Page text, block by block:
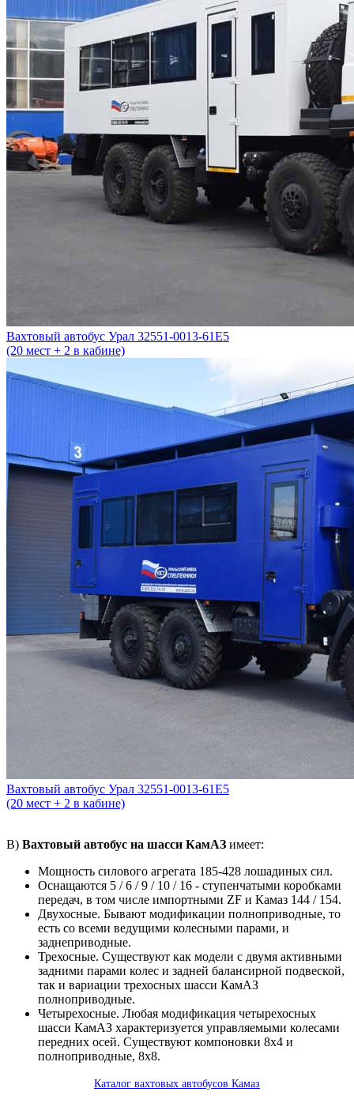
Вахтовый автобус Урал 32551-0013-61Е5
(20 мест + 2 в кабине)
Вахтовый автобус Урал 32551-0013-61Е5
(20 мест + 2 в кабине)
В) Вахтовый автобус на шасси КамАЗ имеет:
Мощность силового агрегата 185-428 лошадиных сил.
Оснащаются 5 / 6 / 9 / 10 / 16 - ступенчатыми коробками
передач, в том числе импортными ZF и Камаз 144 / 154.
Двухосные. Бывают модификации полноприводные, то
есть со всеми ведущими колесными парами, и
заднеприводные.
Трехосные. Существуют как модели с двумя активными
задними парами колес и задней балансирной подвеской,
так и вариации трехосных шасси КамАЗ
полноприводные.
Четырехосные. Любая модификация четырехосных
шасси КамАЗ характеризуется управляемыми колесами
передних осей. Существуют компоновки 8х4 и
полноприводные, 8х8.
Каталог вахтовых автобусов Камаз